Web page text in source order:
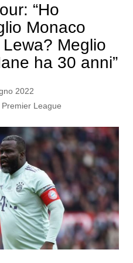
“Ho
Monaco
Meglio
ha 30 anni”
2022
Premier League